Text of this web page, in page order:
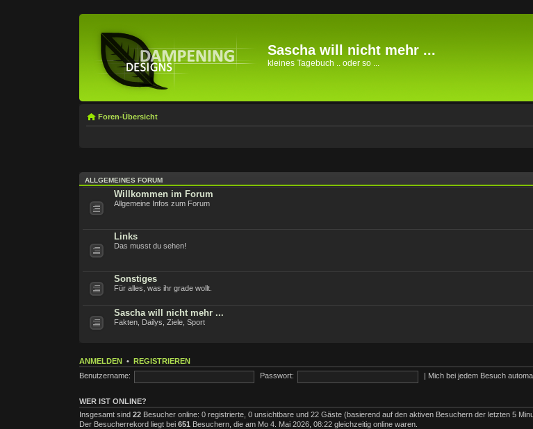
Sascha will nicht mehr ...
kleines Tagebuch .. oder so ...
Foren-Übersicht
ALLGEMEINES FORUM
Willkommen im Forum
Allgemeine Infos zum Forum
Links
Das musst du sehen!
Sonstiges
Für alles, was ihr grade wollt.
Sascha will nicht mehr ...
Fakten, Dailys, Ziele, Sport
ANMELDEN •REGISTRIEREN
Benutzername:
Passwort: Mich bei jedem Besuch
WER IST ONLINE?
Insgesamt sind22 Besucher online: 0 registrierte, 0 unsichtbare und 22 Gäste (basierend auf den aktiven Besuchern der letzten 5
Der Besucherrekord liegt bei651 Besuchern, die am Mo 4. Mai 2026, 08:22 gleichzeitig online waren.